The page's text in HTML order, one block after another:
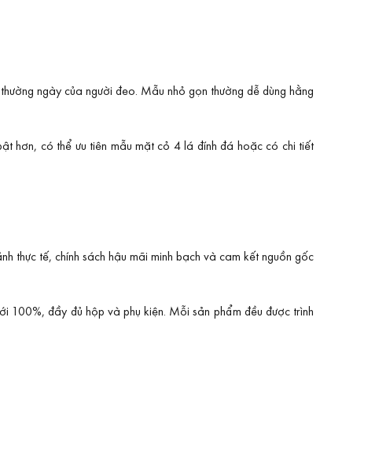
ngày của người đeo. Mẫu nhỏ gọn thường dễ dùng hằng
hơn, có thể ưu tiên mẫu mặt cỏ 4 lá đính đá hoặc có chi tiết
thực tế, chính sách hậu mãi minh bạch và cam kết nguồn gốc
100%, đầy đủ hộp và phụ kiện. Mỗi sản phẩm đều được trình